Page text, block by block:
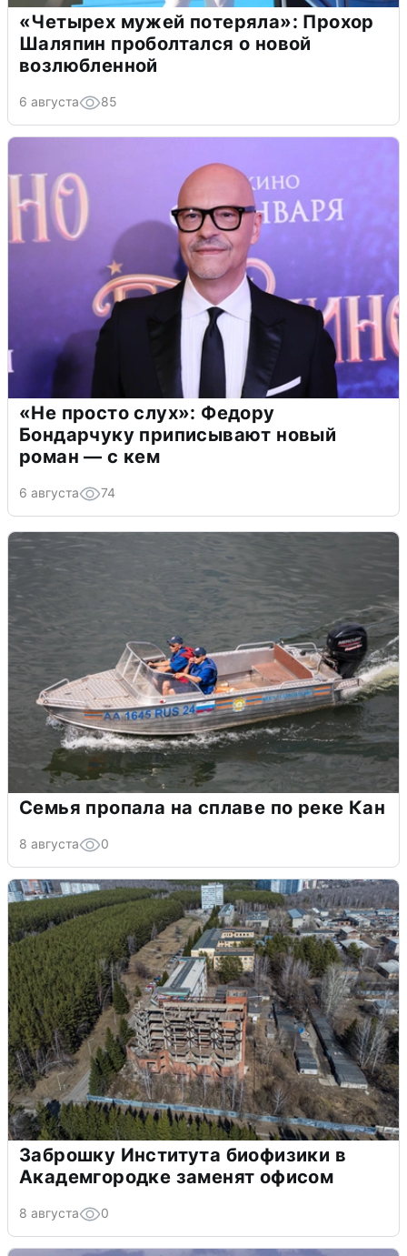
«Четырех мужей потеряла»: Прохор
Шаляпин проболтался о новой
возлюбленной
6 августа 85
«Не просто слух»: Федору
Бондарчуку приписывают новый
роман — с кем
6 августа 74
Семья пропала на сплаве по реке Кан
8 августа 0
Заброшку Института биофизики в
Академгородке заменят офисом
8 августа 0